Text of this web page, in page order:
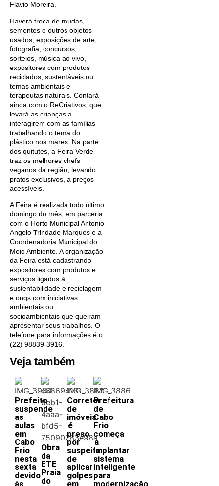
Flavio Moreira.
Haverá troca de mudas,
sementes e outros objetos
usados, exposições de arte,
fotografia, concursos,
sorteios, música ao vivo,
expositores com produtos
reciclados, sustentáveis ou
temas ambientais e
terapeutas naturais. Contará
ainda com o ReCriativos, que
levará as crianças a
interagirem com as famílias
trabalhando o tema do
plástico nos mares. Na parte
dos quitutes, a Feira Verde
traz os melhores chefs
veganos da região, levando
pratos exclusivos, a preços
acessíveis.
A Feira é realizada todo último
domingo do mês, em parceria
com o Horto Municipal Antonio
Angelo Trindade Marques e a
Coordenadoria Municipal do
Meio Ambiente. A organização
da Feira está cadastrando
expositores com produtos e
serviços ligados à
sustentabilidade e reciclagem
e ongs com iniciativas
ambientais ou
socioambientais que queiram
apresentar seus trabalhos. O
telefone para informações é o
(22) 98839-3916.
Veja também
Prefeito
suspende
as
aulas
em
Cabo
Frio
nesta
sexta
devido
às
Obra
da
ETE
Praia
do
Corretor
de
imóveis
é
preso
por
suspeita
de
aplicar
golpes
em
Prefeitura
de
Cabo
Frio
começa
a
implantar
sistema
inteligente
para
modernização